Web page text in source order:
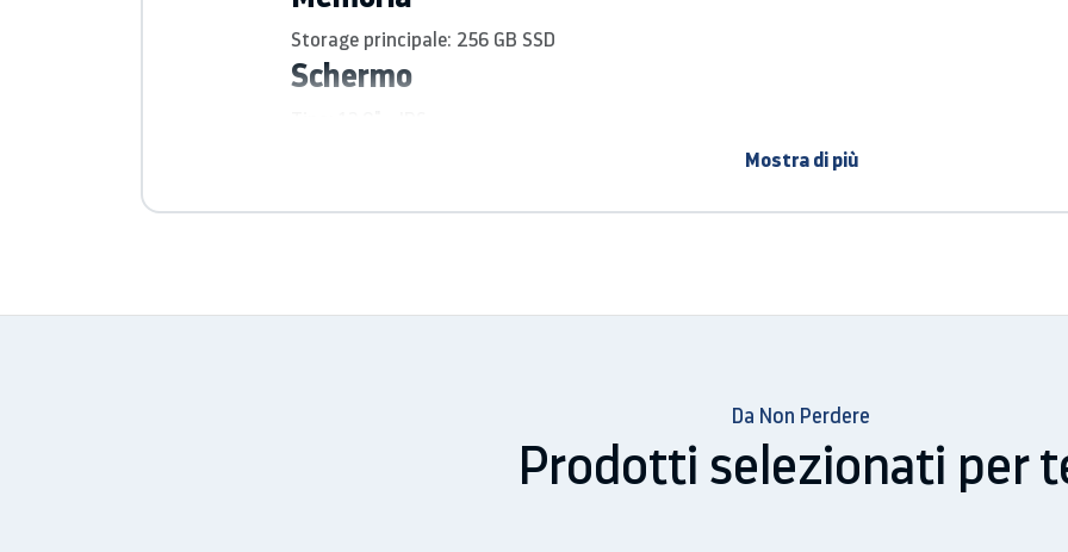
Storage principale: 256 GB SSD
Schermo
Retroilluminazione a LED
Risoluzione:3840 x 2160 (Ultra HD 4K)
Altoparlanti stereo, due microfoni
Mostra di più
Da Non Perdere
Prodotti selezionati per